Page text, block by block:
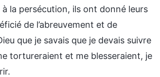
à la persécution, ils ont donné leurs
de l’abreuvement et de
que je savais que je devais suivre
tortureraient et me blesseraient, je